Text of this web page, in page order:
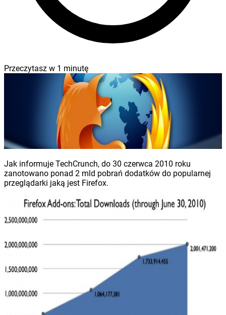
Przeczytasz w 1 minutę
Jak informuje TechCrunch, do 30 czerwca 2010 roku
zanotowano ponad 2 mld pobrań dodatków do popularnej
przeglądarki jaką jest Firefox.